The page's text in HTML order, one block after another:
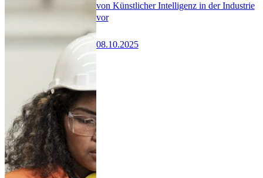
von Künstlicher Intelligenz in der Industrie
vor
08.10.2025